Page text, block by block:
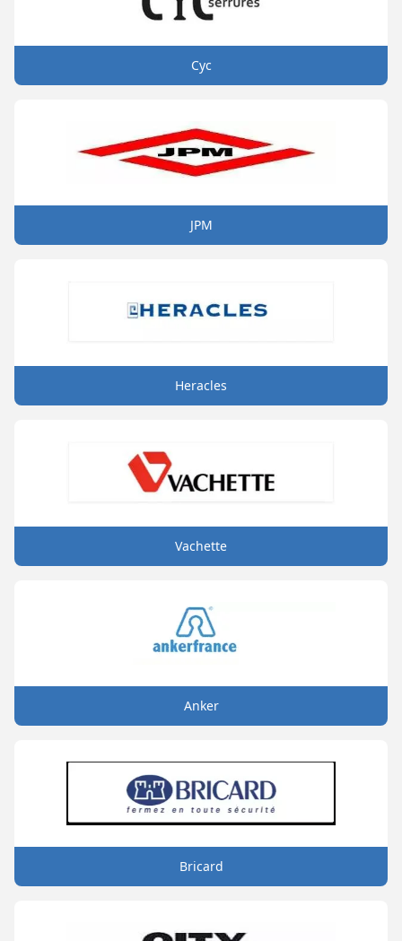
Cyc
JPM
Heracles
Vachette
Anker
Bricard